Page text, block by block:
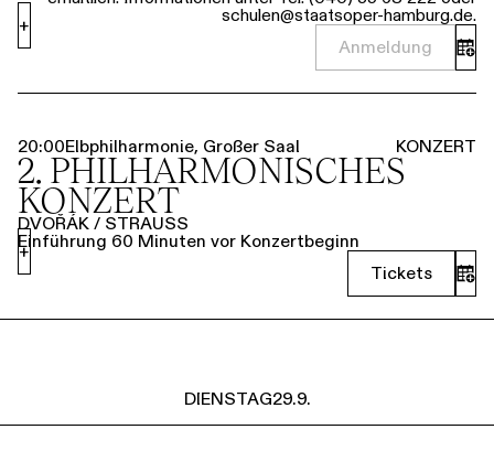
schulen@staatsoper-hamburg.de.
Anmeldung
+
20:00Elbphilharmonie, Großer Saal KONZERT
2. PHILHARMO­NISCHES
KONZERT
DVOŘÁK / STRAUSS
Einführung 60 Minuten vor Konzertbeginn
Tickets
+
DIENSTAG29.9.